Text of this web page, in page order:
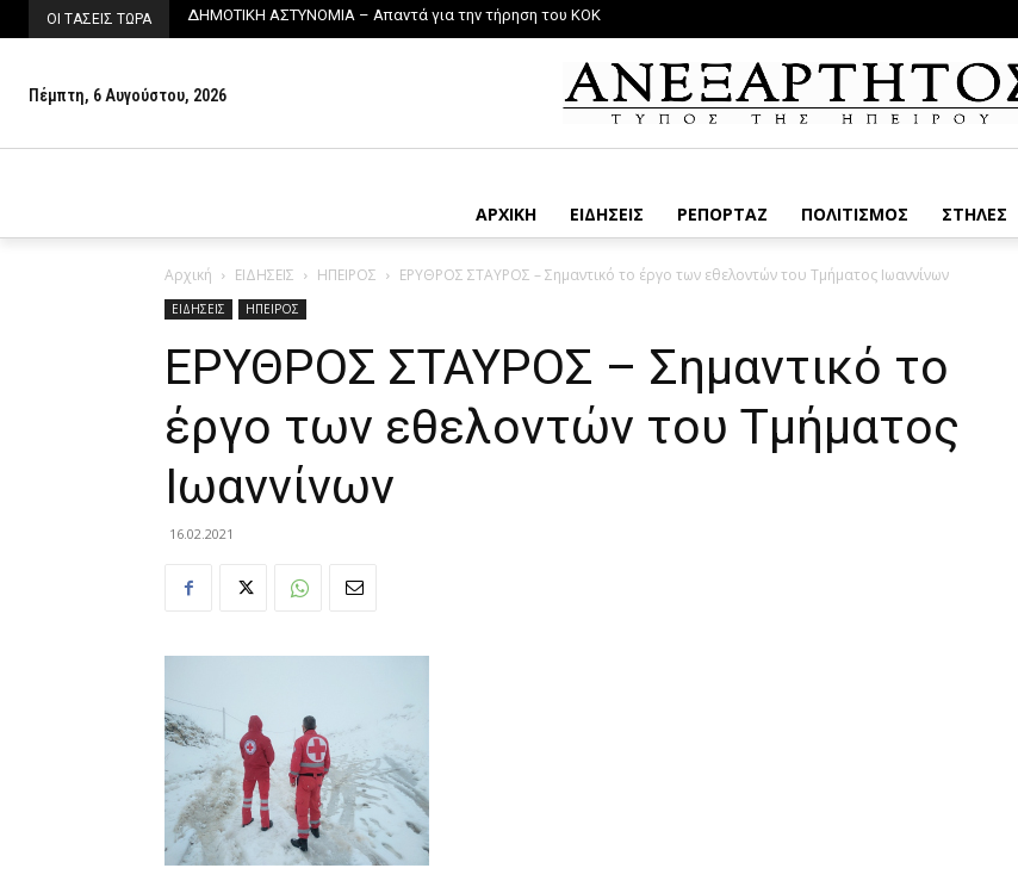
ΟΙ ΤΑΣΕΙΣ ΤΩΡΑ ΔΗΜΟΤΙΚΗ ΑΣΤΥΝΟΜΙΑ – Απαντά για την τήρηση του ΚΟΚ
Πέμπτη, 6 Αυγούστου, 2026
ΑΡΧΙΚΗ ΕΙΔΗΣΕΙΣ ΡΕΠΟΡΤΑΖ ΠΟΛΙΤΙΣΜΟΣ ΣΤΗΛΕΣ
Αρχική ΕΙΔΗΣΕΙΣ ΗΠΕΙΡΟΣ ΕΡΥΘΡΟΣ ΣΤΑΥΡΟΣ – Σημαντικό το έργο των εθελοντών του Τμήματος Ιωαννίνων
ΕΙΔΗΣΕΙΣ ΗΠΕΙΡΟΣ
ΕΡΥΘΡΟΣ ΣΤΑΥΡΟΣ – Σημαντικό το
έργο των εθελοντών του Τμήματος
Ιωαννίνων
16.02.2021